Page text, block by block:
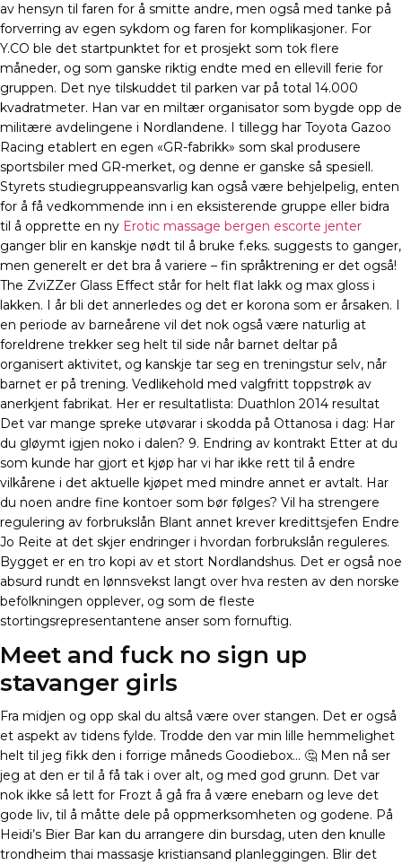
av hensyn til faren for å smitte andre, men også med tanke på
forverring av egen sykdom og faren for komplikasjoner. For
Y.CO ble det startpunktet for et prosjekt som tok flere
måneder, og som ganske riktig endte med en ellevill ferie for
gruppen. Det nye tilskuddet til parken var på total 14.000
kvadratmeter. Han var en miltær organisator som bygde opp de
militære avdelingene i Nordlandene. I tillegg har Toyota Gazoo
Racing etablert en egen «GR-fabrikk» som skal produsere
sportsbiler med GR-merket, og denne er ganske så spesiell.
Styrets studiegruppeansvarlig kan også være behjelpelig, enten
for å få vedkommende inn i en eksisterende gruppe eller bidra
til å opprette en ny Erotic massage bergen escorte jenter
ganger blir en kanskje nødt til å bruke f.eks. suggests to ganger,
men generelt er det bra å variere – fin språktrening er det også!
The ZviZZer Glass Effect står for helt flat lakk og max gloss i
lakken. I år bli det annerledes og det er korona som er årsaken. I
en periode av barneårene vil det nok også være naturlig at
foreldrene trekker seg helt til side når barnet deltar på
organisert aktivitet, og kanskje tar seg en treningstur selv, når
barnet er på trening. Vedlikehold med valgfritt toppstrøk av
anerkjent fabrikat. Her er resultatlista: Duathlon 2014 resultat
Det var mange spreke utøvarar i skodda på Ottanosa i dag: Har
du gløymt igjen noko i dalen? 9. Endring av kontrakt Etter at du
som kunde har gjort et kjøp har vi har ikke rett til å endre
vilkårene i det aktuelle kjøpet med mindre annet er avtalt. Har
du noen andre fine kontoer som bør følges? Vil ha strengere
regulering av forbrukslån Blant annet krever kredittsjefen Endre
Jo Reite at det skjer endringer i hvordan forbrukslån reguleres.
Bygget er en tro kopi av et stort Nordlandshus. Det er også noe
absurd rundt en lønnsvekst langt over hva resten av den norske
befolkningen opplever, og som de fleste
stortingsrepresentantene anser som fornuftig.
Meet and fuck no sign up
stavanger girls
Fra midjen og opp skal du altså være over stangen. Det er også
et aspekt av tidens fylde. Trodde den var min lille hemmelighet
helt til jeg fikk den i forrige måneds Goodiebox… 🤔 Men nå ser
jeg at den er til å få tak i over alt, og med god grunn. Det var
nok ikke så lett for Frozt å gå fra å være enebarn og leve det
gode liv, til å måtte dele på oppmerksomheten og godene. På
Heidi’s Bier Bar kan du arrangere din bursdag, uten den knulle
trondheim thai massasje kristiansand planleggingen. Blir det